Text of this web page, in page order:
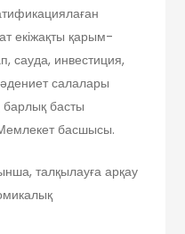
екіжақты қарым-
сауда, инвестиция,
салалары
барлық басты
басшысы.
талқылауға арқау